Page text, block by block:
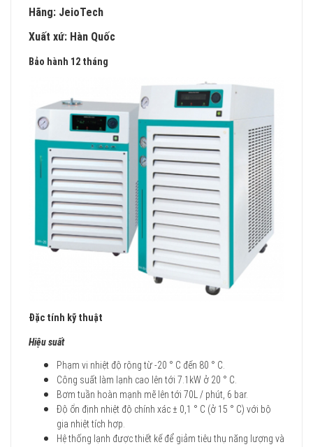
Hãng: JeioTech
Xuất xứ: Hàn Quốc
Bảo hành 12 tháng
Đặc tính kỹ thuật
Hiệu suất
Phạm vi nhiệt độ rộng từ -20 ° C đến 80 ° C.
Công suất làm lạnh cao lên tới 7.1kW ở 20 ° C.
Bơm tuần hoàn mạnh mẽ lên tới 70L / phút, 6 bar.
Độ ổn định nhiệt độ chính xác ± 0,1 ° C (ở 15 ° C) với bộ
gia nhiệt tích hợp.
Hệ thống lạnh được thiết kế để giảm tiêu thụ năng lượng và